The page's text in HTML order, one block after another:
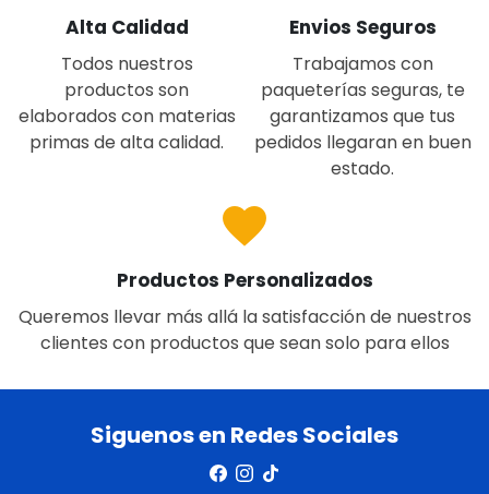
Alta Calidad
Todos nuestros
productos son
elaborados con materias
primas de alta calidad.
Envios Seguros
Trabajamos con
paqueterías seguras, te
garantizamos que tus
pedidos llegaran en buen
estado.
favorite
Productos Personalizados
Queremos llevar más allá la satisfacción de nuestros
clientes con productos que sean solo para ellos
Siguenos en Redes Sociales